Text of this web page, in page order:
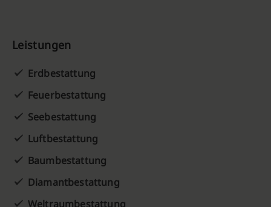
Leistungen
Erdbestattung
Feuerbestattung
Seebestattung
Luftbestattung
Baumbestattung
Diamantbestattung
Weltraumbestattung